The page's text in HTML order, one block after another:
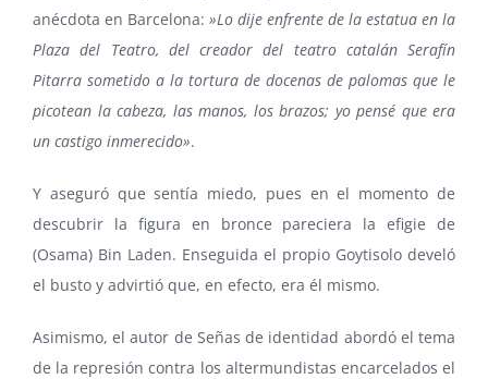
anécdota en Barcelona: »Lo dije enfrente de la estatua en la
Plaza del Teatro, del creador del teatro catalán Serafín
Pitarra sometido a la tortura de docenas de palomas que le
picotean la cabeza, las manos, los brazos; yo pensé que era
un castigo inmerecido».
Y aseguró que sentía miedo, pues en el momento de
descubrir la figura en bronce pareciera la efigie de
(Osama) Bin Laden. Enseguida el propio Goytisolo develó
el busto y advirtió que, en efecto, era él mismo.
Asimismo, el autor de Señas de identidad abordó el tema
de la represión contra los altermundistas encarcelados el